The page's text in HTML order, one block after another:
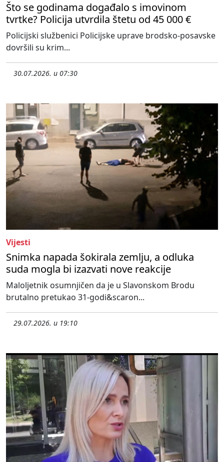
Što se godinama događalo s imovinom
tvrtke? Policija utvrdila štetu od 45 000 €
Policijski službenici Policijske uprave brodsko-posavske
dovršili su krim...
30.07.2026. u 07:30
Vijesti
Snimka napada šokirala zemlju, a odluka
suda mogla bi izazvati nove reakcije
Maloljetnik osumnjičen da je u Slavonskom Brodu
brutalno pretukao 31-godi&scaron...
29.07.2026. u 19:10